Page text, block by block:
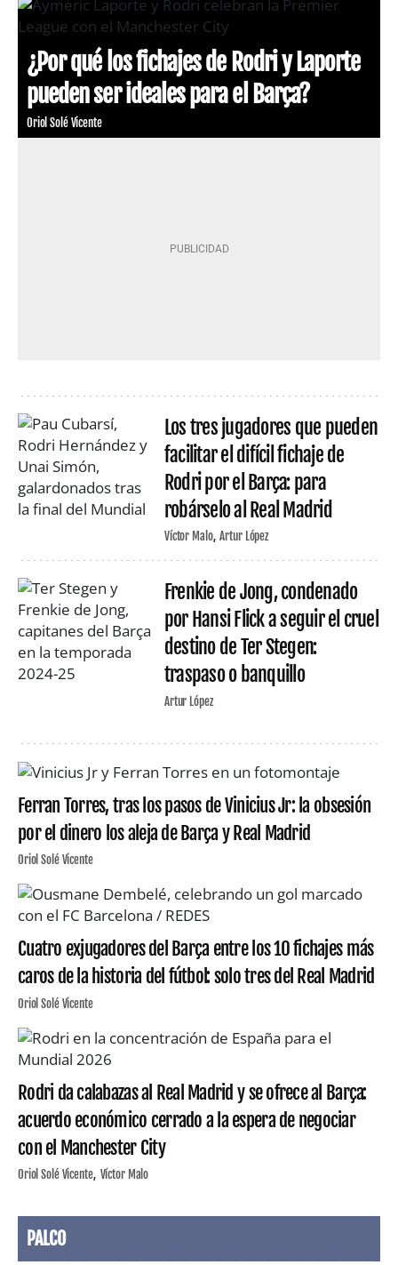
¿Por qué los fichajes de Rodri y Laporte
pueden ser ideales para el Barça?
Oriol Solé Vicente
Los tres jugadores que pueden
facilitar el difícil fichaje de
Rodri por el Barça: para
robárselo al Real Madrid
Víctor Malo Artur López
Frenkie de Jong, condenado
por Hansi Flick a seguir el cruel
destino de Ter Stegen:
traspaso o banquillo
Artur López
Ferran Torres, tras los pasos de Vinicius Jr: la obsesión
por el dinero los aleja de Barça y Real Madrid
Oriol Solé Vicente
Cuatro exjugadores del Barça entre los 10 fichajes más
caros de la historia del fútbol: solo tres del Real Madrid
Oriol Solé Vicente
Rodri da calabazas al Real Madrid y se ofrece al Barça:
acuerdo económico cerrado a la espera de negociar
con el Manchester City
Oriol Solé Vicente Víctor Malo
PALCO